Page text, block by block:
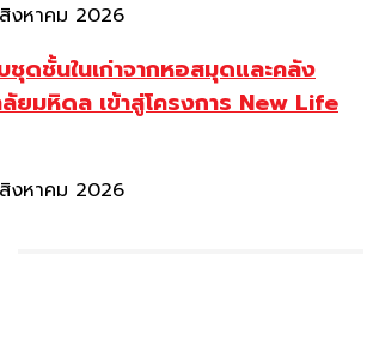
งหาคม 2026
ดชั้นในเก่าจากหอสมุดและคลัง
ยมหิดล เข้าสู่โครงการ New Life
งหาคม 2026